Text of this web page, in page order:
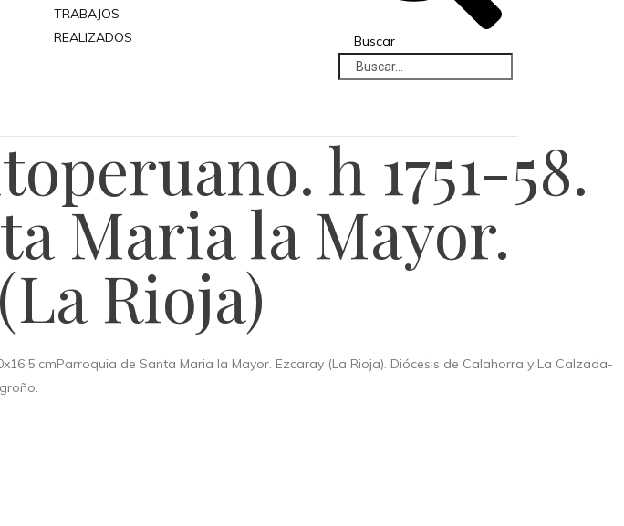
TRABAJOS
REALIZADOS
Buscar
h 1751-58.
Maria la Mayor.
Rioja)
cmParroquia de Santa Maria la Mayor. Ezcaray (La Rioja). Diócesis de Calahorra y La Calzada-